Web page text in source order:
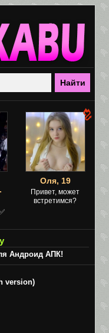
Оля, 19
Привет, может
встретимся?
Андроид АПК!
version)